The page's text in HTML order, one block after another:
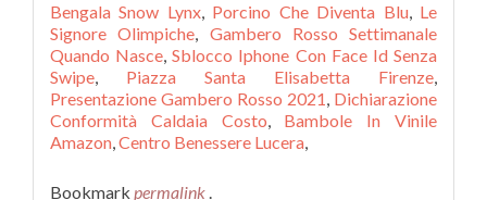
Bengala Snow Lynx, Porcino Che Diventa Blu, Le
Signore Olimpiche, Gambero Rosso Settimanale
Quando Nasce,Sblocco Iphone Con Face Id Senza
Swipe, Piazza Santa Elisabetta Firenze,
Presentazione Gambero Rosso 2021, Dichiarazione
Conformità Caldaia Costo, Bambole In Vinile
Amazon,Centro Benessere Lucera,
Bookmark permalink .